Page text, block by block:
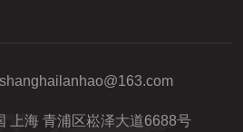
shanghailanhao@163.com
上海 青浦区崧泽大道6688号